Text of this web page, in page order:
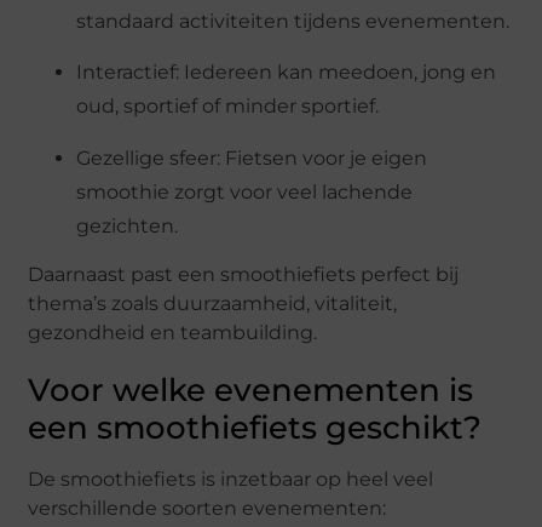
standaard activiteiten tijdens evenementen.
Interactief: Iedereen kan meedoen, jong en
oud, sportief of minder sportief.
Gezellige sfeer: Fietsen voor je eigen
smoothie zorgt voor veel lachende
gezichten.
Daarnaast past een smoothiefiets perfect bij
thema’s zoals duurzaamheid, vitaliteit,
gezondheid en teambuilding.
Voor welke evenementen is
een smoothiefiets geschikt?
De smoothiefiets is inzetbaar op heel veel
verschillende soorten evenementen: